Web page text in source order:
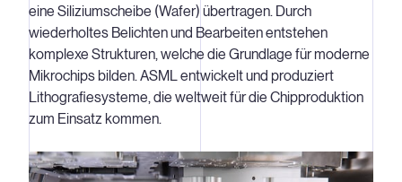
eine Siliziumscheibe (Wafer) übertragen. Durch
wiederholtes Belichten und Bearbeiten entstehen
komplexe Strukturen, welche die Grundlage für moderne
Mikrochips bilden. ASML entwickelt und produziert
Lithografiesysteme, die weltweit für die Chipproduktion
zum Einsatz kommen.